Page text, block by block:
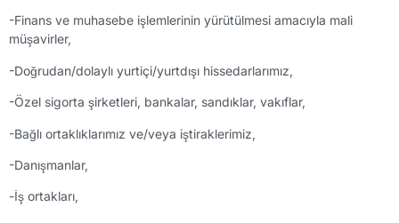
-Finans ve muhasebe işlemlerinin yürütülmesi amacıyla mali
müşavirler,
-Doğrudan/dolaylı yurtiçi/yurtdışı hissedarlarımız,
-Özel sigorta şirketleri, bankalar, sandıklar, vakıflar,
-Bağlı ortaklıklarımız ve/veya iştiraklerimiz,
-Danışmanlar,
-İş ortakları,